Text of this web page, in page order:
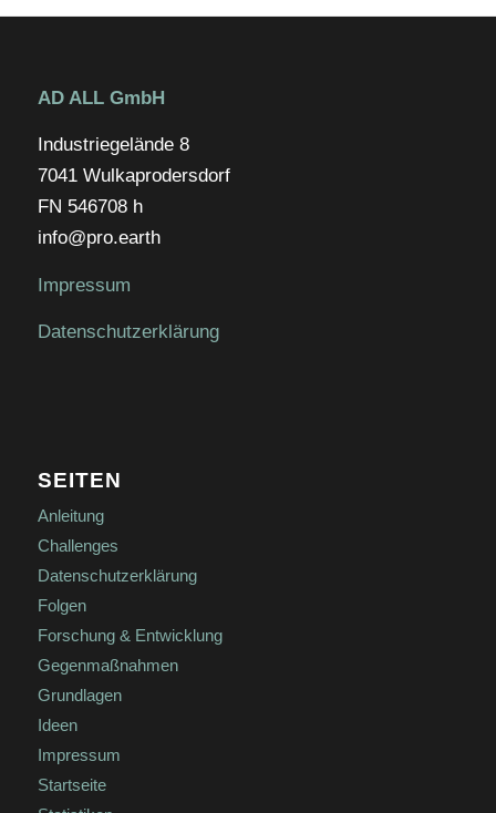
AD ALL GmbH
Industriegelände 8
7041 Wulkaprodersdorf
FN 546708 h
info@pro.earth
Impressum
Datenschutzerklärung
SEITEN
Anleitung
Challenges
Datenschutzerklärung
Folgen
Forschung & Entwicklung
Gegenmaßnahmen
Grundlagen
Ideen
Impressum
Startseite